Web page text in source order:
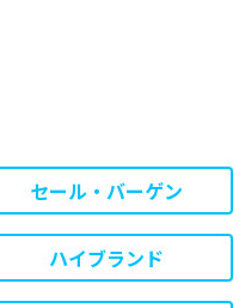
セール・バーゲン
ハイブランド